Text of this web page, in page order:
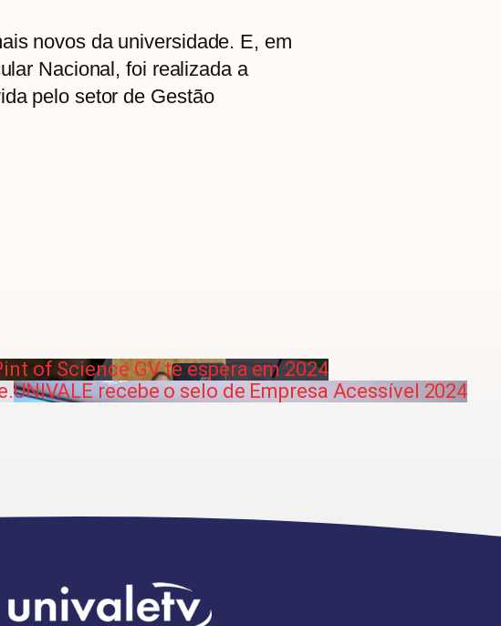
novos da universidade. E, em
Nacional, foi realizada a
pelo setor de Gestão
of Science GV te espera em 2024
UNIVALE recebe o selo de Empresa Acessível 2024